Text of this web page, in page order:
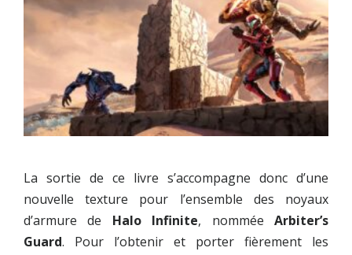
La sortie de ce livre s’accompagne donc d’une
nouvelle texture pour l’ensemble des noyaux
d’armure de Halo Infinite, nomméeArbiter’s
Guard. Pour l’obtenir et porter fièrement les